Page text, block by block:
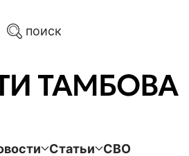
поиск
Статьи СВО